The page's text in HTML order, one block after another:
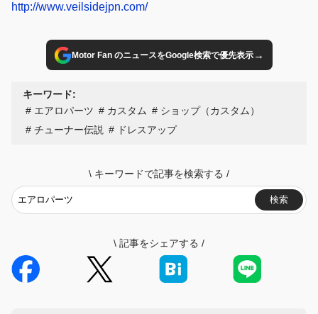
http://www.veilsidejpn.com/
Motor Fan のニュースをGoogle検索で優先表示→
キーワード:
エアロパーツ
カスタム
ショップ（カスタム）
チューナー伝説
ドレスアップ
\ キーワードで記事を検索する /
検索
\ 記事をシェアする /